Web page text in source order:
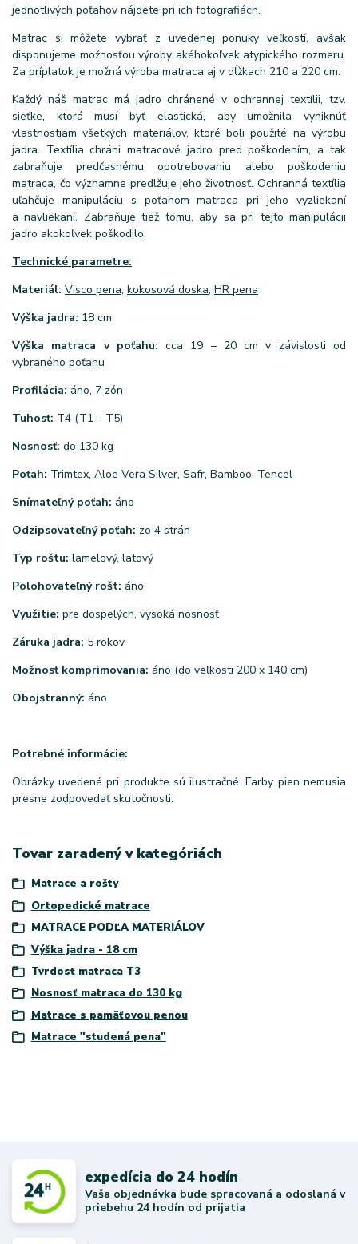
jednotlivých poťahov nájdete pri ich fotografiách.
Matrac si môžete vybrať z uvedenej ponuky veľkostí, avšak
disponujeme možnosťou výroby akéhokoľvek atypického rozmeru.
Za príplatok je možná výroba matraca aj v dĺžkach 210 a 220 cm.
Každý náš matrac má jadro chránené v ochrannej textílii, tzv.
sieťke, ktorá musí byť elastická, aby umožnila vyniknúť
vlastnostiam všetkých materiálov, ktoré boli použité na výrobu
jadra. Textília chráni matracové jadro pred poškodením, a tak
zabraňuje predčasnému opotrebovaniu alebo poškodeniu
matraca, čo významne predlžuje jeho životnosť. Ochranná textília
uľahčuje manipuláciu s poťahom matraca pri jeho vyzliekaní
a navliekaní. Zabraňuje tiež tomu, aby sa pri tejto manipulácii
jadro akokoľvek poškodilo.
Technické parametre:
Materiál: Visco pena, kokosová doska, HR pena
Výška jadra: 18 cm
Výška matraca v poťahu: cca 19 – 20 cm v závislosti od
vybraného poťahu
Profilácia: áno, 7 zón
Tuhosť: T4 (T1 – T5)
Nosnosť: do 130 kg
Poťah: Trimtex, Aloe Vera Silver, Safr, Bamboo, Tencel
Snímateľný poťah: áno
Odzipsovateľný poťah: zo 4 strán
Typ roštu: lamelový, latový
Polohovateľný rošt: áno
Využitie: pre dospelých, vysoká nosnosť
Záruka jadra: 5 rokov
Možnosť komprimovania: áno (do veľkosti 200 x 140 cm)
Obojstranný: áno
Potrebné informácie:
Obrázky uvedené pri produkte sú ilustračné. Farby pien nemusia
presne zodpovedať skutočnosti.
Tovar zaradený v kategóriách
Matrace a rošty
Ortopedické matrace
MATRACE PODĽA MATERIÁLOV
Výška jadra - 18 cm
Tvrdosť matraca T3
Nosnosť matraca do 130 kg
Matrace s pamäťovou penou
Matrace "studená pena"
expedícia do 24 hodín
Vaša objednávka bude spracovaná a odoslaná v
priebehu 24 hodín od prijatia